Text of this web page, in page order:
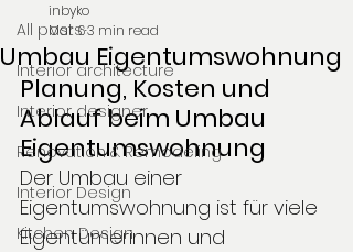
All posts
Interior architecture
Interior designer
Renovation & Remodeling
Interior Design
Kitchen Design
Umbau Eigentumswohnung
inbyko
Mar 63 min read
Planung, Kosten und
Ablauf beim Umbau
Eigentumswohnung
Der Umbau einer
Eigentumswohnung ist für viele
Eigentümerinnen und